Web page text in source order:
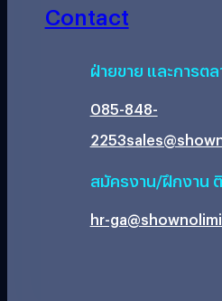
Contact
ฝ่ายขาย และการตล
085-848-
2253
สมัครงาน/ฝึกงาน
hr-